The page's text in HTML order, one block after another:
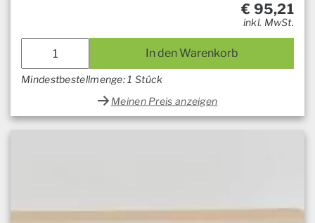
€ 95,21
inkl. MwSt.
In den Warenkorb
Mindestbestellmenge: 1 Stück
Meinen Preis anzeigen